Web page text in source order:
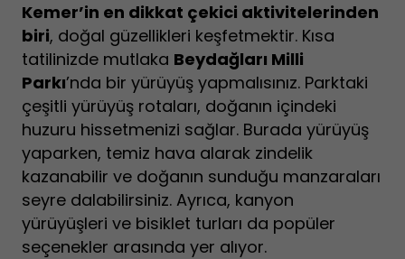
Kemer’in en dikkat çekici aktivitelerinden
biri, doğal güzellikleri keşfetmektir. Kısa
tatilinizde mutlaka Beydağları Milli
Parkı’nda bir yürüyüş yapmalısınız. Parktaki
çeşitli yürüyüş rotaları, doğanın içindeki
huzuru hissetmenizi sağlar. Burada yürüyüş
yaparken, temiz hava alarak zindelik
kazanabilir ve doğanın sunduğu manzaraları
seyre dalabilirsiniz. Ayrıca, kanyon
yürüyüşleri ve bisiklet turları da popüler
seçenekler arasında yer alıyor.